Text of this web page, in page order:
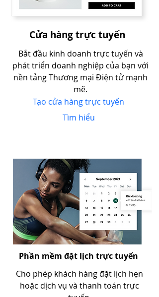
Cửa hàng trực tuyến
Bắt đầu kinh doanh trực tuyến và
phát triển doanh nghiệp của bạn với
nền tảng Thương mại Điện tử mạnh
mẽ.
Tạo cửa hàng trực tuyến
Tìm hiểu
Phần mềm đặt lịch trực tuyến
Cho phép khách hàng đặt lịch hẹn
hoặc dịch vụ và thanh toán trực